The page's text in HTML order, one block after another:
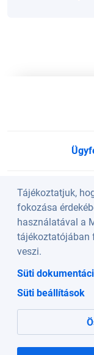
Tájékoztatjuk,
fokozása
használatával a
tájékoztatójában
veszi.
Süti
Süti beállítások
A weboldalt a